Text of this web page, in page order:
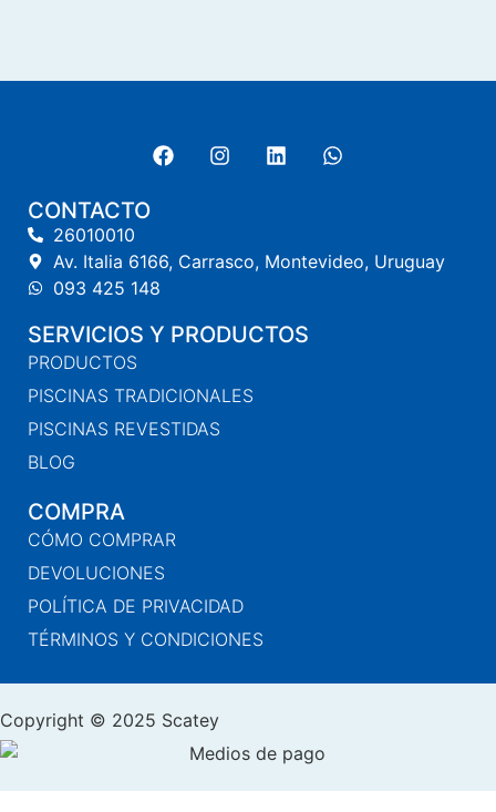
CONTACTO
26010010
Av. Italia 6166, Carrasco, Montevideo, Uruguay
093 425 148
SERVICIOS Y PRODUCTOS
PRODUCTOS
PISCINAS TRADICIONALES
PISCINAS REVESTIDAS
BLOG
COMPRA
CÓMO COMPRAR
DEVOLUCIONES
POLÍTICA DE PRIVACIDAD
TÉRMINOS Y CONDICIONES
Copyright © 2025 Scatey